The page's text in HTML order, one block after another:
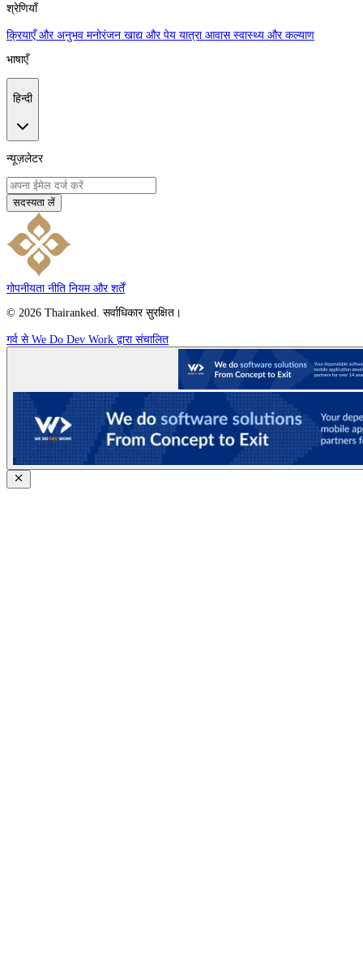
श्रेणियाँ
क्रियाएँ और अनुभव मनोरंजन खाद्य और पेय यात्रा आवास स्वास्थ्य और कल्याण
भाषाएँ
हिन्दी
न्यूज़लेटर
सदस्यता लें
गोपनीयता नीति नियम और शर्तें
© 2026 Thairanked. सर्वाधिकार सुरक्षित।
गर्व से We Do Dev Work द्वारा संचालित